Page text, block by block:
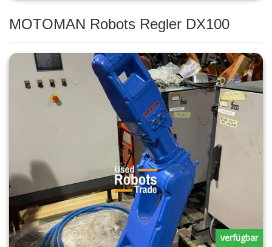
MOTOMAN Robots Regler DX100
verfügbar